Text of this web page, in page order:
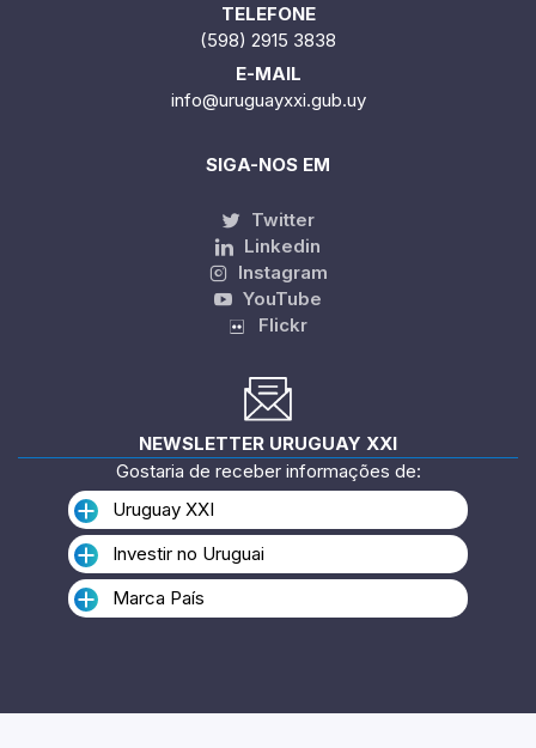
TELEFONE
(598) 2915 3838
E-MAIL
info@uruguayxxi.gub.uy
SIGA-NOS EM
Twitter
Linkedin
Instagram
YouTube
Flickr
NEWSLETTER URUGUAY XXI
Gostaria de receber informações de:
Uruguay XXI
Investir no Uruguai
Marca País